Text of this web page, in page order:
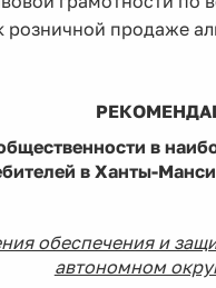
продаже
в
в Ханты-
обеспечения и
автономном